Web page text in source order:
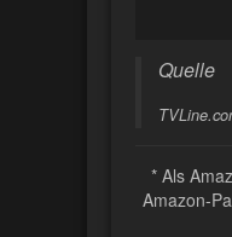
Quelle
* Als
Amazon-